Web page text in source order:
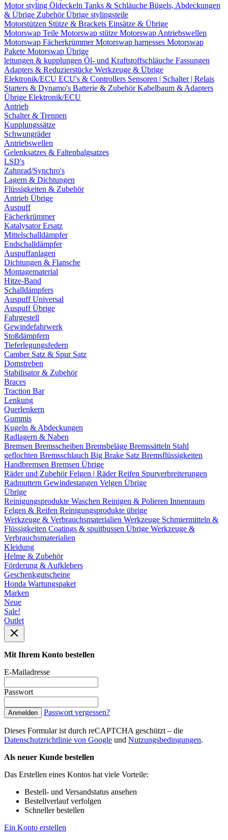
Motor styling Öldeckeln Tanks & Schläuche Bügels, Abdeckungen
& Übrige ZubehörÜbrige stylingsteile
Motorstützen Stütze & Brackets Einsätze & Übrige
Motorswap Teile Motorswap stütze Motorswap Antriebswellen
Motorswap FächerkrümmerMotorswap harnesses Motorswap
Pakete Motorswap Übrige
leitungen & kupplungen Öl- und Kraftstoffschläuche Fassungen
Adapters & Reduzierstücke Werkzeuge & Übrige
Elektronik/ECU ECU's & Controllers Sensoren | Schalter | Relais
Starters & Dynamo's Batterie & ZubehörKabelbaum & Adapters
Übrige Elektronik/ECU
Antrieb
Schalter & Trennen
Kupplungssätze
Schwungräder
Antriebswellen
Gelenksatzes & Faltenbalgsatzes
LSD's
Zahnrad/Synchro's
Lagern & Dichtungen
Flüssigkeiten & Zubehör
Antrieb Übrige
Auspuff
Fächerkrümmer
Katalysator Ersatz
Mittelschalldämpfer
Endschalldämpfer
Auspuffanlagen
Dichtungen & Flansche
Montagematerial
Hitze-Band
Schalldämpfers
Auspuff Universal
Auspuff Übrige
Fahrgestell
Gewindefahrwerk
Stoßdämpfern
Tieferlegungsfedern
Camber Satz & Spur Satz
Domstreben
Stabilisator & Zubehör
Braces
Traction Bar
Lenkung
Querlenkern
Gummis
Kugeln & Abdeckungen
Radlagern & Naben
Bremsen Bremsscheiben Bremsbeläge Bremssätteln Stahl
geflochten Bremsschlauch Big Brake Satz Bremsflüssigkeiten
Handbremsen Bremsen Übrige
Räder und ZubehörFelgen | RäderReifen Spurverbreiterungen
Radmuttern Gewindestangen Velgen Übrige
Übrige
Reinigungsprodukte Waschen Reinigen & Polieren Innenraum
Felgen & Reifen Reinigungsprodukte übrige
Werkzeuge & Verbrauchsmaterialien Werkzeuge Schmiermitteln &
Flüssigkeiten Coatings & spuitbussen Übrige Werkzeuge &
Verbrauchsmaterialien
Kleidung
Helme & Zubehör
Förderung & Aufklebers
Geschenkgutscheine
Honda Wartungspaket
Marken
Neue
Sale!
Outlet
Mit Ihrem Konto bestellen
E-Mailadresse
Passwort
Anmelden Passwort vergessen?
Dieses Formular ist durch reCAPTCHA geschützt – die
Datenschutzrichtlinie von Google und Nutzungsbedingungen.
Als neuer Kunde bestellen
Das Erstellen eines Kontos hat viele Vorteile:
Bestell- und Versandstatus ansehen
Bestellverlauf verfolgen
Schneller bestellen
Ein Konto erstellen